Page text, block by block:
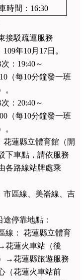
時間：16:30
接駁疏運服務
年10月17日。
：19:40～
（每10分鐘發一班
。
：20:40～
（每10分鐘發一班
。
花蓮縣立體育館（開
下車點，請依服務
各路線站牌處乘
市區線、美崙線、吉
停靠地點：
線： 花蓮縣立體育
花蓮火車站（後
→花蓮縣旅遊服務
（花蓮火車站前